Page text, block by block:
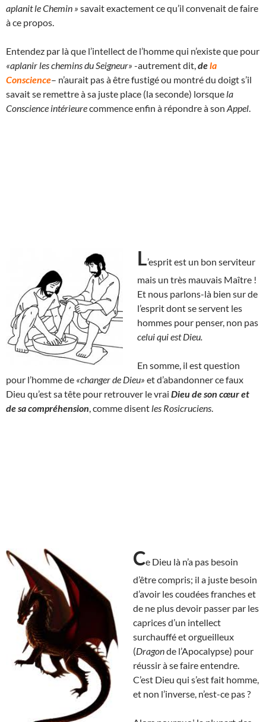
aplanit le Chemin » savait exactement ce qu’il convenait de faire
à ce propos.
Entendez par là que l’intellect de l’homme qui n’existe que pour
«aplanir les chemins du Seigneur» -autrement dit, dela
Conscience– n’aurait pas à être fustigé ou montré du doigt s’il
savait se remettre à sa juste place (la seconde) lorsque la
Conscience intérieurecommence enfin à répondre à son Appel
L’esprit est un bon serviteur
mais un très mauvais Maître !
Et nous parlons-là bien sur de
l’esprit dont se servent les
hommes pour penser, non pas
celui qui est Dieu.
En somme, il est question
pour l’homme de «changer de Dieu» et d’abandonner ce faux
Dieu qu’est sa tête pour retrouver le vrai Dieu de son cœur et
de sa compréhension , comme disent les Rosicruciens
Ce Dieu là n’a pas besoin
d’être compris; il a juste besoin
d’avoir les coudées franches et
de ne plus devoir passer par les
caprices d’un intellect
surchauffé et orgueilleux
(Dragonde l’Apocalypse) pour
réussir à se faire entendre.
C’est Dieu qui s’est fait homme,
et non l’inverse, n’est-ce pas ?